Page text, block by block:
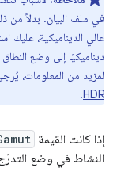
في ملف البيان. بدلاً من
عالي الديناميكية، عليك
ديناميكيًا إلى وضع
لمزيد من المعلومات،
HDR
.
إذا كانت القيمة
النشاط في وضع التدرّج